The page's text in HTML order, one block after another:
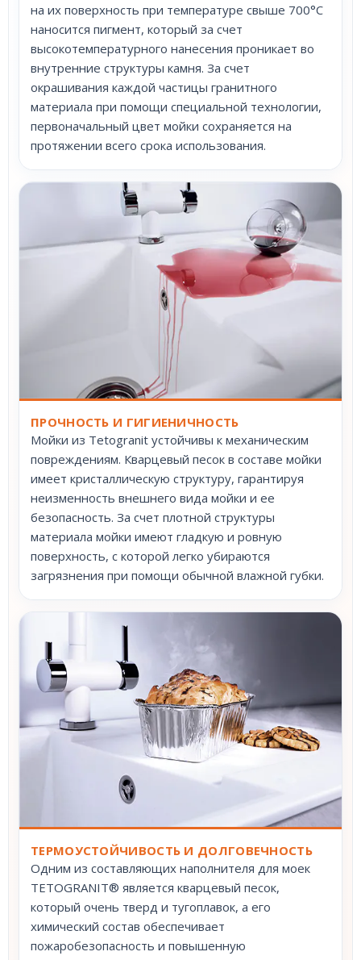
на их поверхность при температуре свыше 700°С
наносится пигмент, который за счет
высокотемпературного нанесения проникает во
внутренние структуры камня. За счет
окрашивания каждой частицы гранитного
материала при помощи специальной технологии,
первоначальный цвет мойки сохраняется на
протяжении всего срока использования.
ПРОЧНОСТЬ И ГИГИЕНИЧНОСТЬ
Мойки из Tetogranit устойчивы к механическим
повреждениям. Кварцевый песок в составе мойки
имеет кристаллическую структуру, гарантируя
неизменность внешнего вида мойки и ее
безопасность. За счет плотной структуры
материала мойки имеют гладкую и ровную
поверхность, с которой легко убираются
загрязнения при помощи обычной влажной губки.
ТЕРМОУСТОЙЧИВОСТЬ И ДОЛГОВЕЧНОСТЬ
Одним из составляющих наполнителя для моек
TETOGRANIT® является кварцевый песок,
который очень тверд и тугоплавок, а его
химический состав обеспечивает
пожаробезопасность и повышенную